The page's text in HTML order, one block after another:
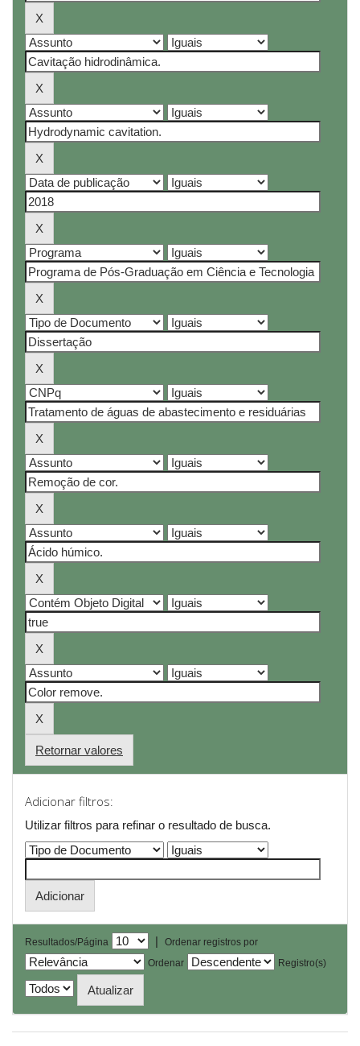
Retornar valores
Adicionar filtros:
Utilizar filtros para refinar o resultado de busca.
Resultados/Página |
Ordenar registros por
Ordenar
Registro(s)